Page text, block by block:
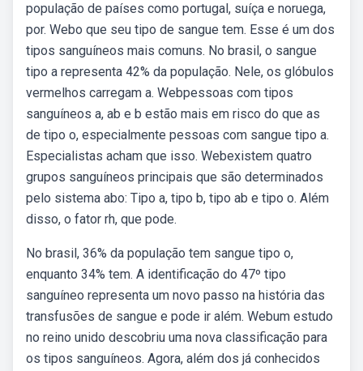
população de países como portugal, suíça e noruega,
por. Webo que seu tipo de sangue tem. Esse é um dos
tipos sanguíneos mais comuns. No brasil, o sangue
tipo a representa 42% da população. Nele, os glóbulos
vermelhos carregam a. Webpessoas com tipos
sanguíneos a, ab e b estão mais em risco do que as
de tipo o, especialmente pessoas com sangue tipo a.
Especialistas acham que isso. Webexistem quatro
grupos sanguíneos principais que são determinados
pelo sistema abo: Tipo a, tipo b, tipo ab e tipo o. Além
disso, o fator rh, que pode.
No brasil, 36% da população tem sangue tipo o,
enquanto 34% tem. A identificação do 47º tipo
sanguíneo representa um novo passo na história das
transfusões de sangue e pode ir além. Webum estudo
no reino unido descobriu uma nova classificação para
os tipos sanguíneos. Agora, além dos já conhecidos